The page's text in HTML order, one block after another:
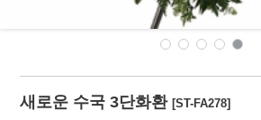
새로운 수국 3단화환[ST-FA278]